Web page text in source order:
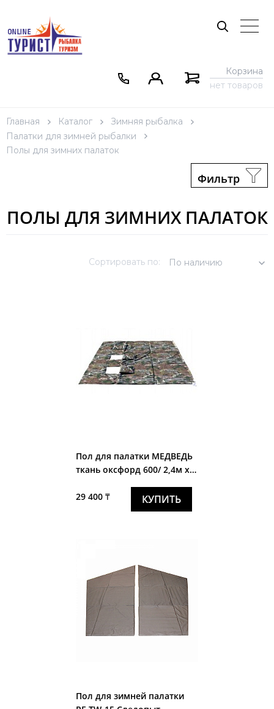
Корзина
нет товаров
Главная Каталог
Зимняя рыбалка
Палатки для зимней рыбалки
Полы для зимних палаток
Фильтр
ПОЛЫ ДЛЯ ЗИМНИХ ПАЛАТОК
Сортировать по: По наличию
Пол для палатки МЕДВЕДЬ
ткань оксфорд 600/ 2,4м х
29 400 ₸
КУПИТЬ
Пол для зимней палатки